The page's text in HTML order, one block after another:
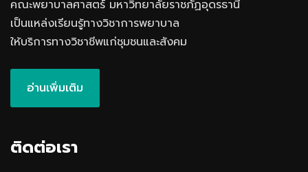
คณะพยาบาลศาสตร์ มหาวิทยาลัยราชภัฏอุดรธานี
เป็นแหล่งเรียนรู้ทางวิชาการพยาบาล
ให้บริการทางวิชาชีพแก่ชุมชนและสังคม
อ่านเพิ่มเติม
ติดต่อเรา